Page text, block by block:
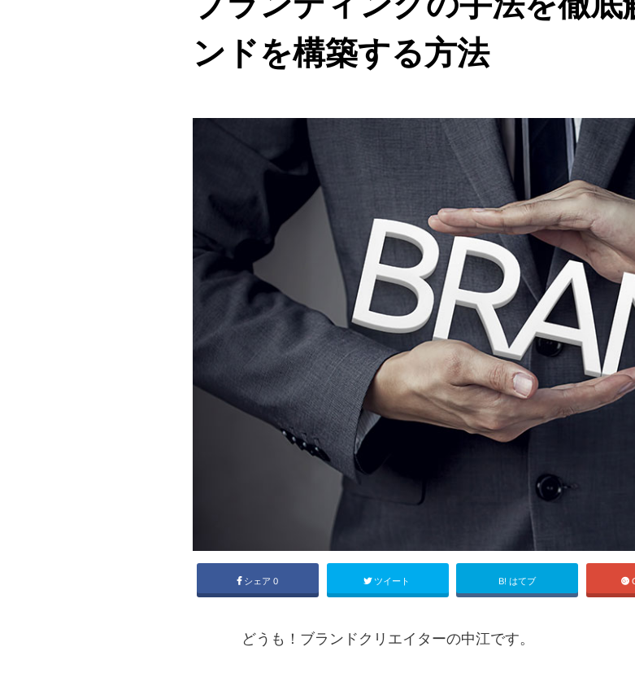
ンドを構築する方法
シェア0 ツイート B! はてブ
どうも！ブランドクリエイターの中江です。